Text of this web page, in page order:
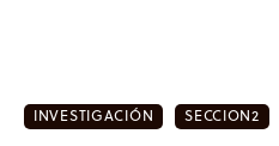
INVESTIGACIÓN SECCION2